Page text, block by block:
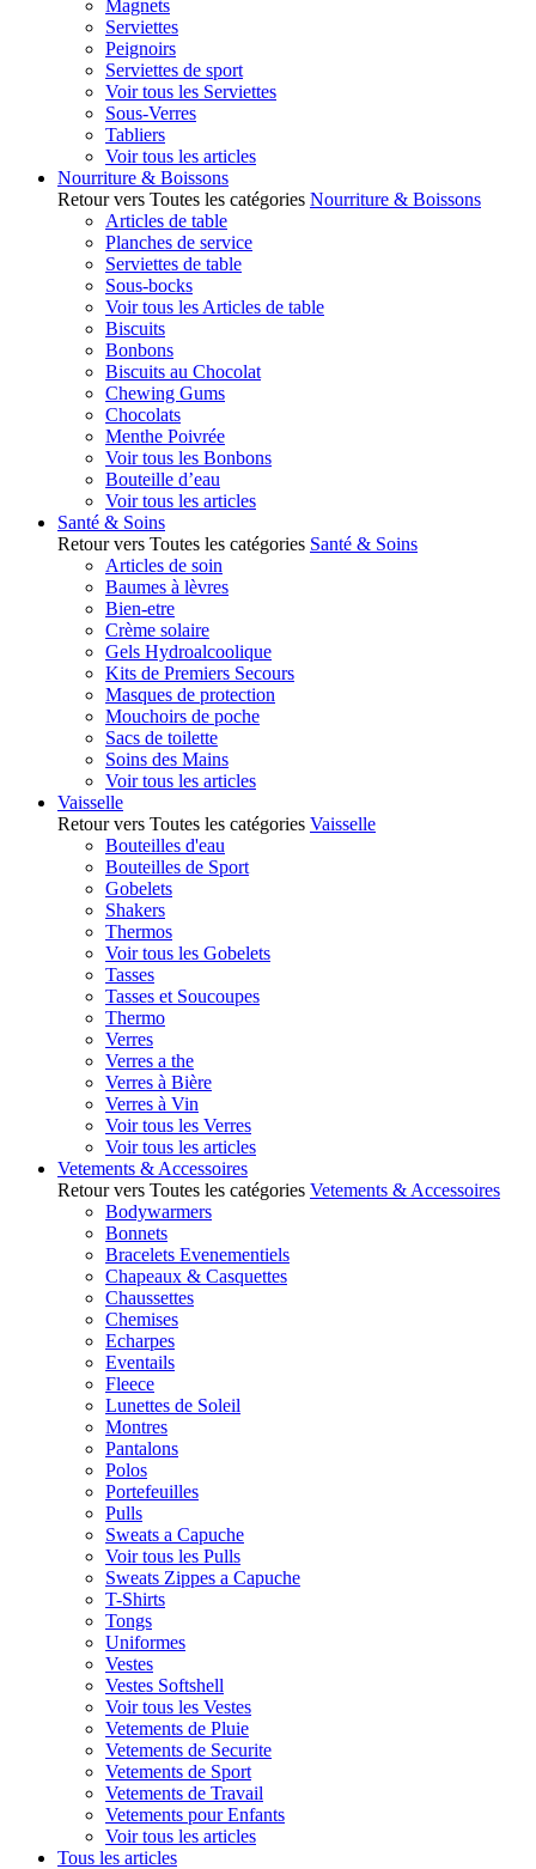
Magnets
Serviettes
Peignoirs
Serviettes de sport
Voir tous les Serviettes
Sous-Verres
Tabliers
Voir tous les articles
Nourriture & Boissons
Retour vers Toutes les catégories Nourriture & Boissons
Articles de table
Planches de service
Serviettes de table
Sous-bocks
Voir tous les Articles de table
Biscuits
Bonbons
Biscuits au Chocolat
Chewing Gums
Chocolats
Menthe Poivrée
Voir tous les Bonbons
Bouteille d’eau
Voir tous les articles
Santé & Soins
Retour vers Toutes les catégories Santé & Soins
Articles de soin
Baumes à lèvres
Bien-etre
Crème solaire
Gels Hydroalcoolique
Kits de Premiers Secours
Masques de protection
Mouchoirs de poche
Sacs de toilette
Soins des Mains
Voir tous les articles
Vaisselle
Retour vers Toutes les catégories Vaisselle
Bouteilles d'eau
Bouteilles de Sport
Gobelets
Shakers
Thermos
Voir tous les Gobelets
Tasses
Tasses et Soucoupes
Thermo
Verres
Verres a the
Verres à Bière
Verres à Vin
Voir tous les Verres
Voir tous les articles
Vetements & Accessoires
Retour vers Toutes les catégories Vetements & Accessoires
Bodywarmers
Bonnets
Bracelets Evenementiels
Chapeaux & Casquettes
Chaussettes
Chemises
Echarpes
Eventails
Fleece
Lunettes de Soleil
Montres
Pantalons
Polos
Portefeuilles
Pulls
Sweats a Capuche
Voir tous les Pulls
Sweats Zippes a Capuche
T-Shirts
Tongs
Uniformes
Vestes
Vestes Softshell
Voir tous les Vestes
Vetements de Pluie
Vetements de Securite
Vetements de Sport
Vetements de Travail
Vetements pour Enfants
Voir tous les articles
Tous les articles